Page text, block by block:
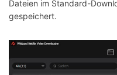
Dateien im Standard-
gespeichert.